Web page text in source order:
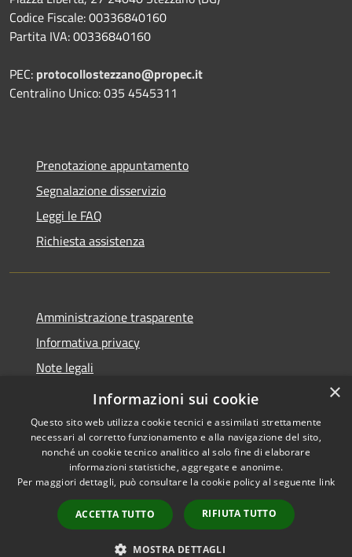
Codice Fiscale: 00336840160
Partita IVA: 00336840160
PEC: protocollostezzano@propec.it
Centralino Unico: 035 4545311
Prenotazione appuntamento
Segnalazione disservizio
Leggi le FAQ
Richiesta assistenza
Amministrazione trasparente
Informativa privacy
Note legali
Dichiarazione di accessibilità
Accessibilità
Copyright © 2026 • Comune di
Stezzano • Powered by
Municipium•
Accesso
redazione
×
Informazioni sui cookie
Questo sito web utilizza cookie tecnici e assimilati strettamente
necessari al corretto funzionamento e alla navigazione del sito,
nonché un cookie tecnico analitico al solo fine di elaborare
informazioni statistiche, aggregate e anonime.
Per maggiori dettagli, può consultare la cookie policy al seguente link
ACCETTA TUTTO RIFIUTA TUTTO
MOSTRA DETTAGLI